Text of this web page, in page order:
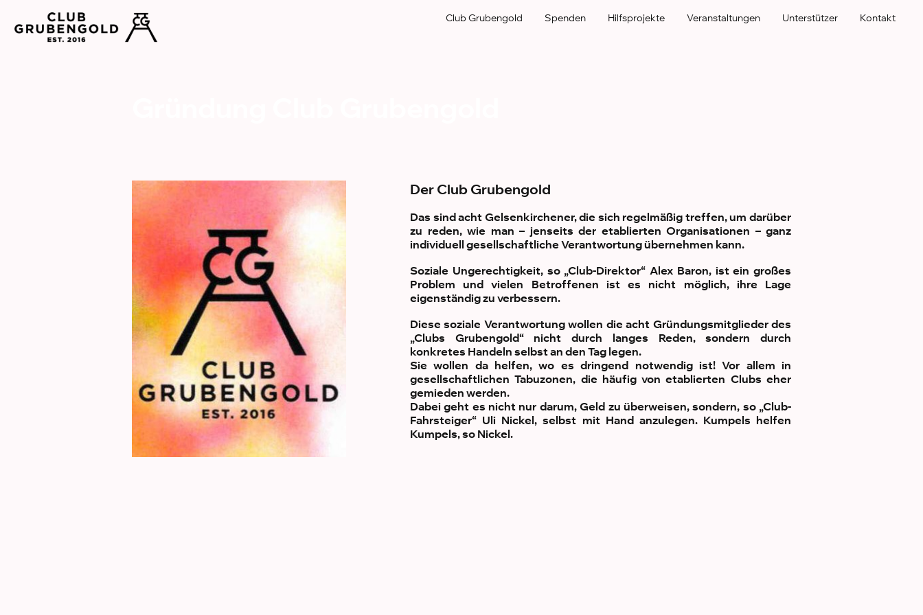
Club Grubengold Spenden Hilfsprojekte Veranstaltungen Unterstützer Kontakt
Der Club Grubengold
Das sind acht Gelsenkirchener, die sich regelmäßig treffen, um darüber
zu reden, wie man – jenseits der etablierten Organisationen – ganz
individuell gesellschaftliche Verantwortung übernehmen kann.
Soziale Ungerechtigkeit, so „Club-Direktor“ Alex Baron, ist ein großes
Problem und vielen Betroffenen ist es nicht möglich, ihre Lage
eigenständig zu verbessern.
Diese soziale Verantwortung wollen die acht Gründungsmitglieder des
„Clubs Grubengold“ nicht durch langes Reden, sondern durch
konkretes Handeln selbst an den Tag legen.
Sie wollen da helfen, wo es dringend notwendig ist! Vor allem in
gesellschaftlichen Tabuzonen, die häufig von etablierten Clubs eher
gemieden werden.
Dabei geht es nicht nur darum, Geld zu überweisen, sondern, so „Club-
Fahrsteiger“ Uli Nickel, selbst mit Hand anzulegen. Kumpels helfen
Kumpels, so Nickel.